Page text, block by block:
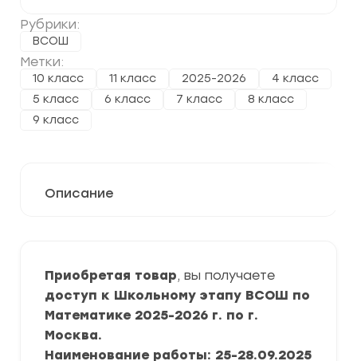
Рубрики:
ВСОШ
Метки:
10 класс 11 класс 2025-2026
4 класс
5 класс
6 класс 7 класс
8 класс
9 класс
Описание
Приобретая товар, вы получаете
доступ к Школьному этапу ВСОШ по
Математике 2025-2026 г. по г.
Москва.
Наименование работы: 25-28.09.2025